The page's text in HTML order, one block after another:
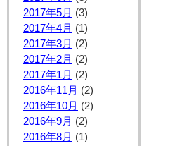
2017年5月 (3)
2017年4月 (1)
2017年3月 (2)
2017年2月 (2)
2017年1月 (2)
2016年11月 (2)
2016年10月 (2)
2016年9月 (2)
2016年8月 (1)